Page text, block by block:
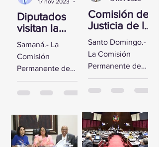
Diputados
visitan la
Fortaleza de
Santa
Bárbara de
Samaná
Samaná.- La
Comisión
Permanente de
Derechos
Humanos de la
Diputados visitó la
Fortaleza de Santa
Bárbara de
Comisión de
Justicia de la
CD se reúne
con Yeni
Berenice
Reynoso
Santo Domingo.-
La Comisión
Permanente de
Justicia de la
Cámara de
un encuentro con
la Directora de
Persecución del...